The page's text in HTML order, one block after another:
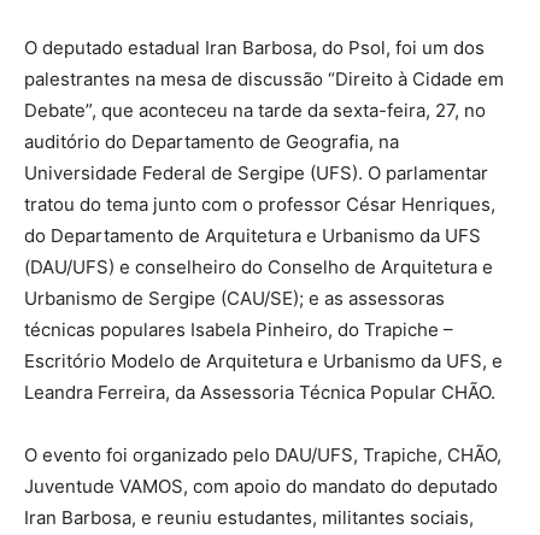
O deputado estadual Iran Barbosa, do Psol, foi um dos
palestrantes na mesa de discussão “Direito à Cidade em
Debate”, que aconteceu na tarde da sexta-feira, 27, no
auditório do Departamento de Geografia, na
Universidade Federal de Sergipe (UFS). O parlamentar
tratou do tema junto com o professor César Henriques,
do Departamento de Arquitetura e Urbanismo da UFS
(DAU/UFS) e conselheiro do Conselho de Arquitetura e
Urbanismo de Sergipe (CAU/SE); e as assessoras
técnicas populares Isabela Pinheiro, do Trapiche –
Escritório Modelo de Arquitetura e Urbanismo da UFS, e
Leandra Ferreira, da Assessoria Técnica Popular CHÃO.
O evento foi organizado pelo DAU/UFS, Trapiche, CHÃO,
Juventude VAMOS, com apoio do mandato do deputado
Iran Barbosa, e reuniu estudantes, militantes sociais,